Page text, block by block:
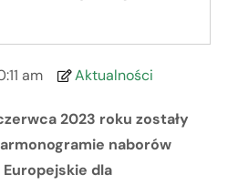
am Aktualności
2023 roku zostały
naborów
dla